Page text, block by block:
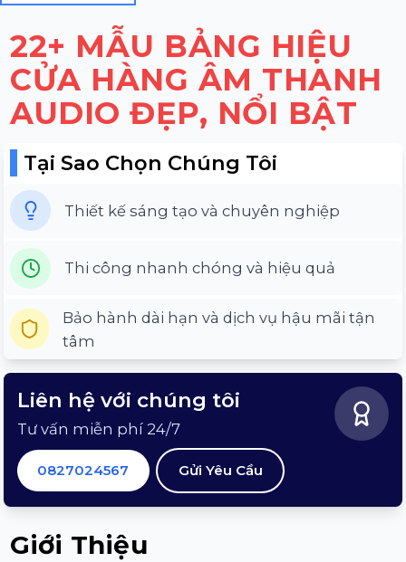
22+ MẪU BẢNG HIỆU
CỬA HÀNG ÂM THANH
AUDIO ĐẸP, NỔI BẬT
Tại Sao Chọn Chúng Tôi
Thiết kế sáng tạo và chuyên nghiệp
Thi công nhanh chóng và hiệu quả
Bảo hành dài hạn và dịch vụ hậu mãi tận
tâm
Liên hệ với chúng tôi
Tư vấn miễn phí 24/7
0827024567 Gửi Yêu Cầu
Giới Thiệu